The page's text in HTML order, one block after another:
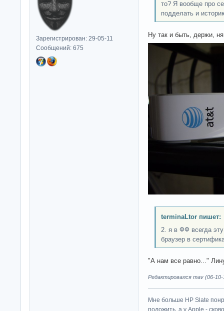
Зарегистрирован: 29-05-11
Сообщений: 675
то? Я вообще про
подделать и
Ну так и быть, держи,
terminaLtor пишет:
2. я в ФФ всегда
браузер в
"А нам все равно..."
Редактировался mav (06-10-
Мне больше HP Slate